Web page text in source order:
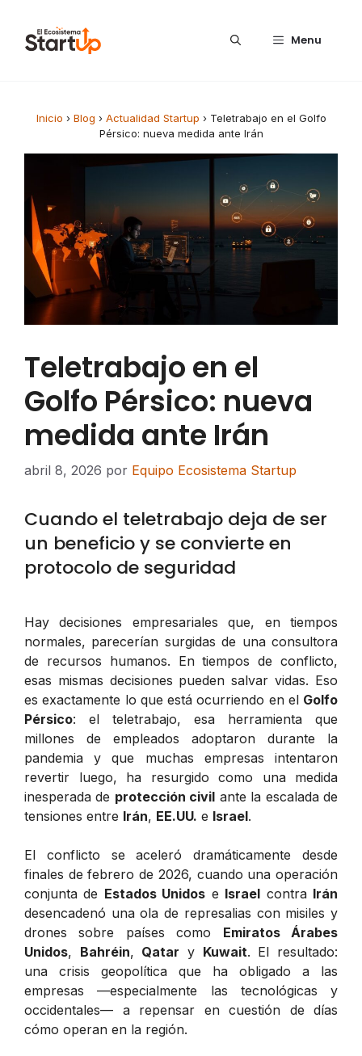
Menu
Inicio › Blog › Actualidad Startup › Teletrabajo en el Golfo
Pérsico: nueva medida ante Irán
Teletrabajo en el
Golfo Pérsico: nueva
medida ante Irán
abril 8, 2026 por Equipo Ecosistema Startup
Cuando el teletrabajo deja de ser
un beneficio y se convierte en
protocolo de seguridad
Hay decisiones empresariales que, en tiempos
normales, parecerían surgidas de una consultora
de recursos humanos. En tiempos de conflicto,
esas mismas decisiones pueden salvar vidas. Eso
es exactamente lo que está ocurriendo en el Golfo
Pérsico: el teletrabajo, esa herramienta que
millones de empleados adoptaron durante la
pandemia y que muchas empresas intentaron
revertir luego, ha resurgido como una medida
inesperada de protección civil ante la escalada de
tensiones entre Irán, EE.UU. e Israel.
El conflicto se aceleró dramáticamente desde
finales de febrero de 2026, cuando una operación
conjunta de Estados Unidos e Israel contra Irán
desencadenó una ola de represalias con misiles y
drones sobre países como Emiratos Árabes
Unidos, Bahréin, Qatar y Kuwait. El resultado:
una crisis geopolítica que ha obligado a las
empresas —especialmente las tecnológicas y
occidentales— a repensar en cuestión de días
cómo operan en la región.